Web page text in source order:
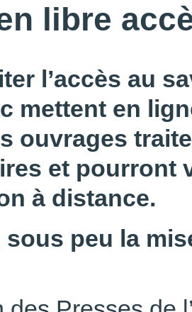
libre
l’accès au
mettent en
ouvrages
et pourront
à distance.
peu la